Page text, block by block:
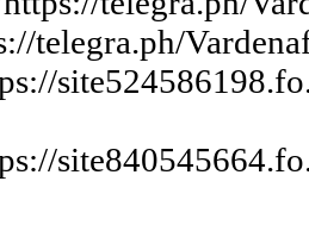
telegra.ph/